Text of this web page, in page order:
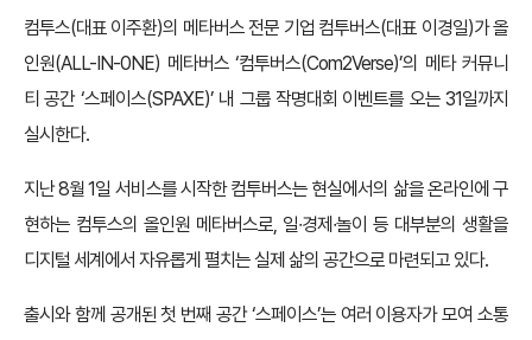
컴투스(대표 이주환)의 메타버스 전문 기업 컴투버스(대표 이경일)가 올
인원(ALL-IN-0NE) 메타버스 ‘컴투버스(Com2Verse)’의 메타 커뮤니
티 공간 ‘스페이스(SPAXE)’ 내 그룹 작명대회 이벤트를 오는 31일까지
실시한다.
지난 8월 1일 서비스를 시작한 컴투버스는 현실에서의 삶을 온라인에 구
현하는 컴투스의 올인원 메타버스로, 일∙경제∙놀이 등 대부분의 생활을
디지털 세계에서 자유롭게 펼치는 실제 삶의 공간으로 마련되고 있다.
출시와 함께 공개된 첫 번째 공간 ‘스페이스’는 여러 이용자가 모여 소통